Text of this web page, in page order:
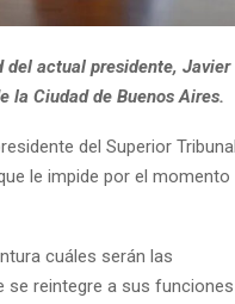
del actual presidente, Javier
la Ciudad de Buenos Aires.
del Superior Tribunal
le impide por el momento
cuáles serán las
se reintegre a sus funciones